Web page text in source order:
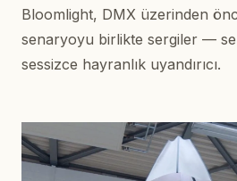
Bloomlight, DMX üzerinden
senaryoyu birlikte sergiler —
sessizce hayranlık uyandırıcı.